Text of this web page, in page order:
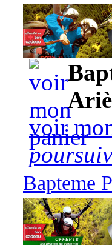
95,00 euros
voir
Bapteme